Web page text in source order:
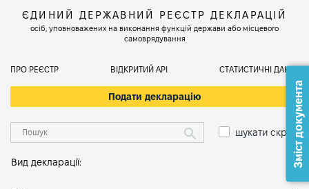
ЄДИНИЙ ДЕРЖАВНИЙ РЕЄСТР ДЕКЛАРАЦІЙ
осіб, уповноважених на виконання функцій держави або місцевого
самоврядування
ПРО РЕЄСТР ВІДКРИТИЙ АРІ СТАТИСТИЧНІ ДАНІ
Подати декларацію
шукати скрізь
Вид декларації: Зміст документа